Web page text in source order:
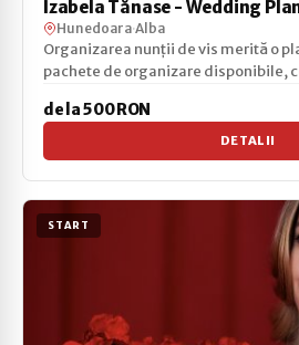
Izabela Tănase - Wedding
Hunedoara·Alba
Organizarea nunții de vis merită o
pachete de organizare disponibile,
de la 500 RON
DETALII
START